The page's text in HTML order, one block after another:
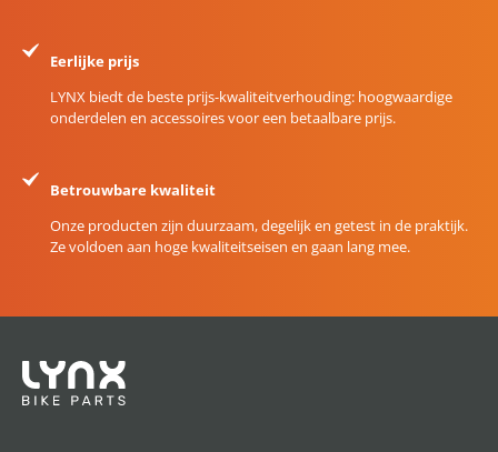
Eerlijke prijs
LYNX biedt de beste prijs-kwaliteitverhouding: hoogwaardige
onderdelen en accessoires voor een betaalbare prijs.
Betrouwbare kwaliteit
Onze producten zijn duurzaam, degelijk en getest in de praktijk.
Ze voldoen aan hoge kwaliteitseisen en gaan lang mee.